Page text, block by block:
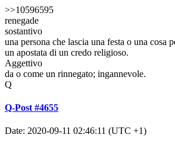
>>10596595
renegade
sostantivo
una persona che lascia una festa o una cosa
un apostata di un credo religioso.
Aggettivo
da o come un rinnegato; ingannevole.
Q
Q-Post #4655
Date: 2020-09-11 02:46:11 (UTC +1)